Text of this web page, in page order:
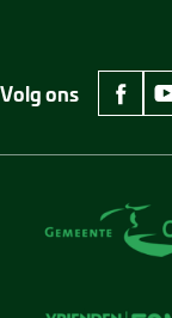
Volg ons